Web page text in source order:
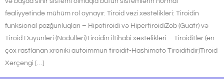
fəaliyyətində mühüm rol oynayır. Tiroid vəzi xəstəlikləri: Tiroidin
funksional pozğunluqları – Hipotiroidi və HipertiroidiZob (Guatr) və
Tiroid Düyünləri (Nodülləri)Tiroidin iltihabi xəstəlikləri – Tiroiditler (ən
çox rastlanan xroniki autoimmun tiroidit-Hashimoto Tiroiditidir)Tiroid
Xərçəngi […]